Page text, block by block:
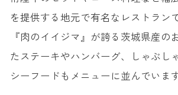
を提供する地元で有名なレストラン
『肉のイイジマ』が誇る茨城県産の
たステーキやハンバーグ、しゃぶし
シーフードもメニューに並んでいます